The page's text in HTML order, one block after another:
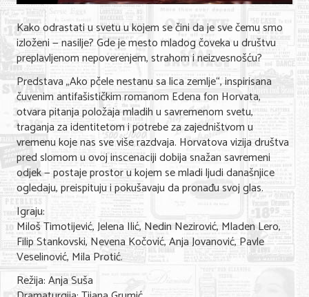
Zdravlje i medicina
Sport i rekreacija
Hobi i razonoda
ADRESAR
Posao
Usluge
Nega lica i tela
Shopping
Sve za venčanje
Sve za decu
Kako odrastati u svetu u kojem se čini da je sve čemu smo
izloženi — nasilje? Gde je mesto mladog čoveka u društvu
preplavljenom nepoverenjem, strahom i neizvesnošću?
Predstava „Ako pčele nestanu sa lica zemlje“, inspirisana
čuvenim antifašističkim romanom Edena fon Horvata,
otvara pitanja položaja mladih u savremenom svetu,
traganja za identitetom i potrebe za zajedništvom u
vremenu koje nas sve više razdvaja. Horvatova vizija društva
pred slomom u ovoj inscenaciji dobija snažan savremeni
odjek — postaje prostor u kojem se mladi ljudi današnjice
ogledaju, preispituju i pokušavaju da pronađu svoj glas.
Igraju:
Miloš Timotijević, Jelena Ilić, Nedin Nezirović, Mladen Lero,
Filip Stankovski, Nevena Kočović, Anja Jovanović, Pavle
Veselinović, Mila Protić.
Režija: Anja Suša